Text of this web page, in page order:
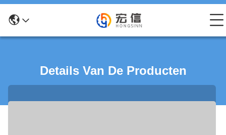
Details Van De Producten